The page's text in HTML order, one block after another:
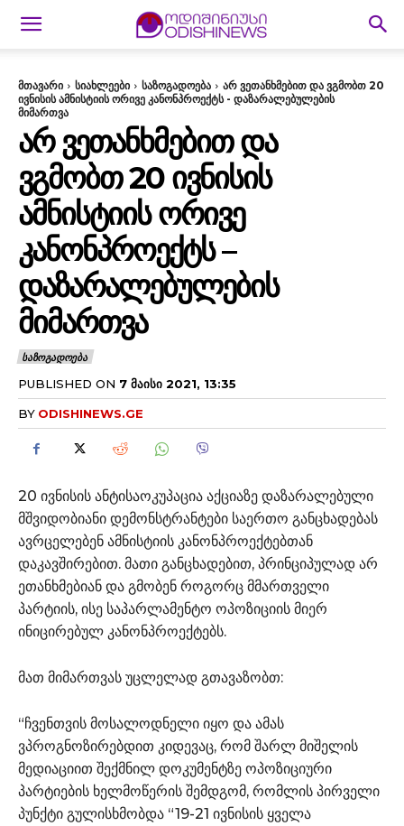
მთავარი სიახლეები საზოგადოება
არ ვეთანხმებით და ვგმობთ 20
ივნისის ამნისტიის ორივე კანონპროექტს - დაზარალებულების
მიმართვა
ᲐᲠ ᲕᲔᲗᲐᲜᲮᲛᲔᲑᲘᲗ ᲓᲐ
ᲕᲒᲛᲝᲑᲗ 20 ᲘᲕᲜᲘᲡᲘᲡ
ᲐᲛᲜᲘᲡᲢᲘᲘᲡ ᲝᲠᲘᲕᲔ
ᲙᲐᲜᲝᲜᲞᲠᲝᲔᲥᲢᲡ –
ᲓᲐᲖᲐᲠᲐᲚᲔᲑᲣᲚᲔᲑᲘᲡ
ᲛᲘᲛᲐᲠᲗᲕᲐ
ᲡᲐᲖᲝᲒᲐᲓᲝᲔᲑᲐ
PUBLISHED ON 7 ᲛᲐᲘᲡᲘ 2021, 13:35
BY ODISHINEWS.GE
20 ივნისის ანტისაოკუპაცია აქციაზე დაზარალებული
მშვიდობიანი დემონსტრანტები საერთო განცხადებას
ავრცელებენ ამნისტიის კანონპროექტებთან
დაკავშირებით. მათი განცხადებით, პრინციპულად არ
ეთანხმებიან და გმობენ როგორც მმართველი
პარტიის, ისე საპარლამენტო ოპოზიციის მიერ
ინიცირებულ კანონპროექტებს.
მათ მიმართვას უცლელად გთავაზობთ:
“ჩვენთვის მოსალოდნელი იყო და ამას
ვპროგნოზირებდით კიდევაც, რომ შარლ მიშელის
მედიაციით შექმნილ დოკუმენტზე ოპოზიციური
პარტიების ხელმოწერის შემდგომ, რომლის პირველი
პუნქტი გულისხმობდა “19-21 ივნისის ყველა